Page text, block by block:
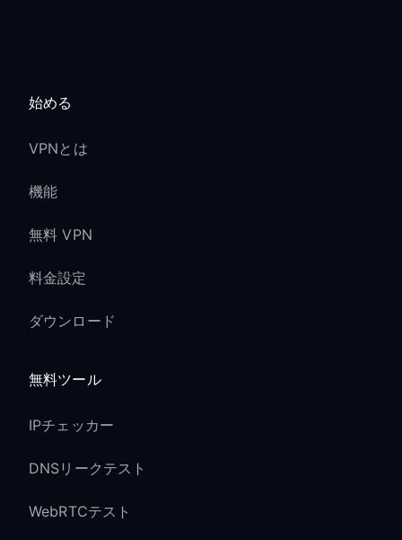
始める
VPNとは
機能
無料 VPN
料金設定
ダウンロード
無料ツール
IPチェッカー
DNSリークテスト
WebRTCテスト